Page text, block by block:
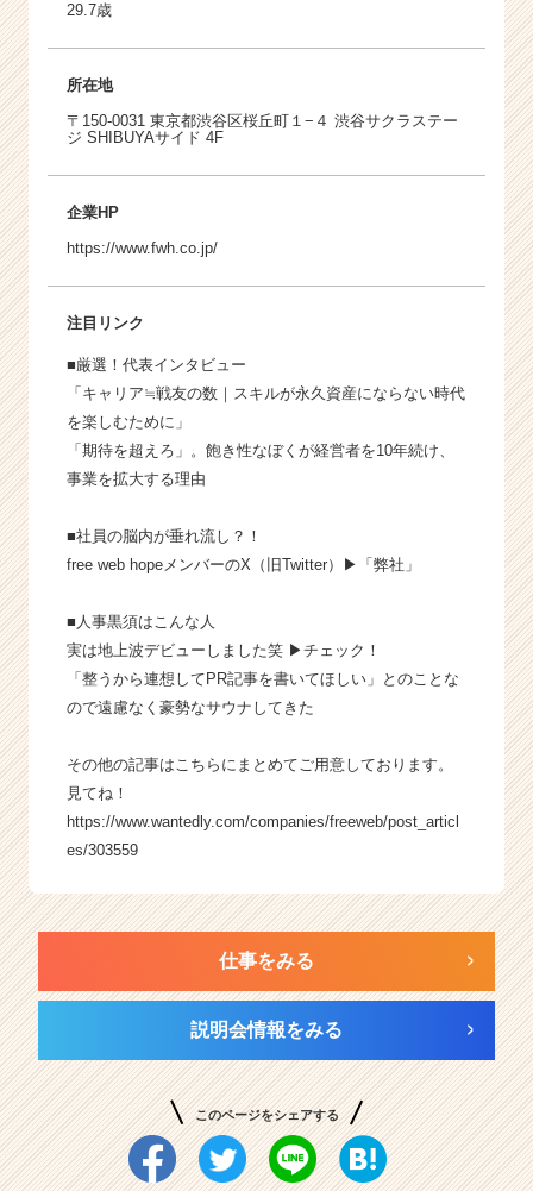
29.7歳
所在地
〒150-0031 東京都渋谷区桜丘町１−４ 渋谷サクラステー
ジ SHIBUYAサイド 4F
企業HP
https://www.fwh.co.jp/
注目リンク
■厳選！代表インタビュー
「キャリア≒戦友の数｜スキルが永久資産にならない時代
を楽しむために」
「期待を超えろ」。飽き性なぼくが経営者を10年続け、
事業を拡大する理由
■社員の脳内が垂れ流し？！
free web hopeメンバーのX（旧Twitter）▶︎ 「弊社」
■人事黒須はこんな人
実は地上波デビューしました笑 ▶︎チェック！
「整うから連想してPR記事を書いてほしい」とのことな
ので遠慮なく豪勢なサウナしてきた
その他の記事はこちらにまとめてご用意しております。
見てね！
https://www.wantedly.com/companies/freeweb/post_articl
es/303559
仕事をみる
説明会情報をみる
このページをシェアする